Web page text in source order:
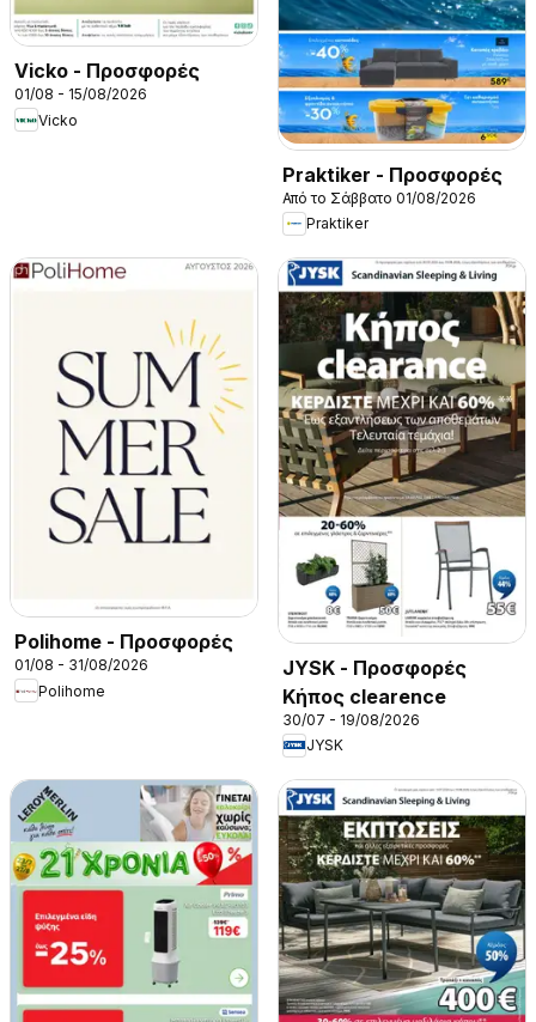
Vicko - Προσφορές
01/08 - 15/08/2026
Vicko
Praktiker - Προσφορές
Από το Σάββατο 01/08/2026
Praktiker
Polihome - Προσφορές
01/08 - 31/08/2026
Polihome
JYSK - Προσφορές
Κήπος clearence
30/07 - 19/08/2026
JYSK